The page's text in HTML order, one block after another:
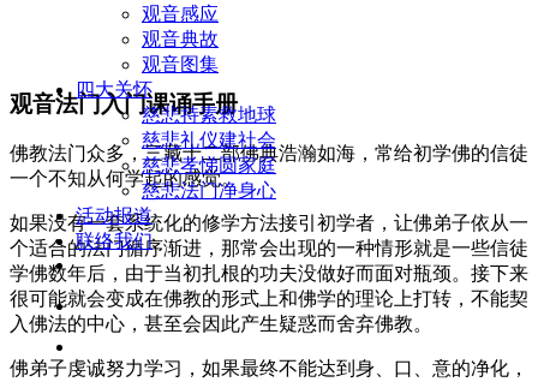
观音感应
观音典故
观音图集
四大关怀
慈悲持素救地球
慈悲礼仪建社会
慈悲孝悌圆家庭
慈悲法门净身心
活动报道
联络我们
facebook
youtube
search
观音法门入门课诵手册
佛教法门众多，三藏十二部佛典浩瀚如海，常给初学佛的信徒
一个不知从何学起的感觉。
如果没有一套系统化的修学方法接引初学者，让佛弟子依从一
个适合的法门循序渐进，那常会出现的一种情形就是一些信徒
学佛数年后，由于当初扎根的功夫没做好而面对瓶颈。接下来
很可能就会变成在佛教的形式上和佛学的理论上打转，不能契
入佛法的中心，甚至会因此产生疑惑而舍弃佛教。
佛弟子虔诚努力学习，如果最终不能达到身、口、意的净化，